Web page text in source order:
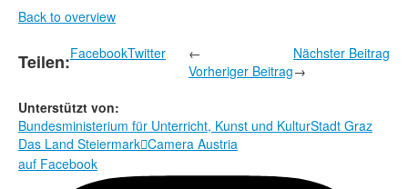
Back to overview
Teilen:FacebookTwitter
←
Vorheriger Beitrag
Nächster Beitrag
→
Unterstützt von:
Bundesministerium für Unterricht, Kunst und KulturStadt Graz
Das Land SteiermarkCamera Austria
auf Facebook